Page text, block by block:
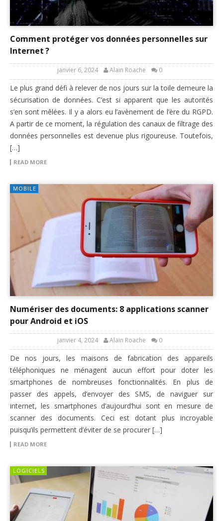
Comment protéger vos données personnelles sur
Internet ?
janvier 6, 2024 Alain Roache 0
Le plus grand défi à relever de nos jours sur la toile demeure la
sécurisation de données. C’est si apparent que les autorités
s’en sont mêlées. Il y a alors eu l’avènement de l’ère du RGPD.
A partir de ce moment, la régulation des canaux de filtrage des
données personnelles est devenue plus rigoureuse. Toutefois,
[…]
READ MORE
MOBILE
Numériser des documents: 8 applications scanner
pour Android et iOS
janvier 4, 2024 Alain Roache 0
De nos jours, les maisons de fabrication des appareils
téléphoniques ne ménagent aucun effort pour doter les
smartphones de nombreuses fonctionnalités. En plus de
passer des appels, d’envoyer des SMS, de naviguer sur
internet, les smartphones d’aujourd’hui sont en mesure de
scanner des documents. Ceci est dotant plus incroyable
puisqu’ils permettent d’éviter de se procurer […]
READ MORE
LOGICIELS